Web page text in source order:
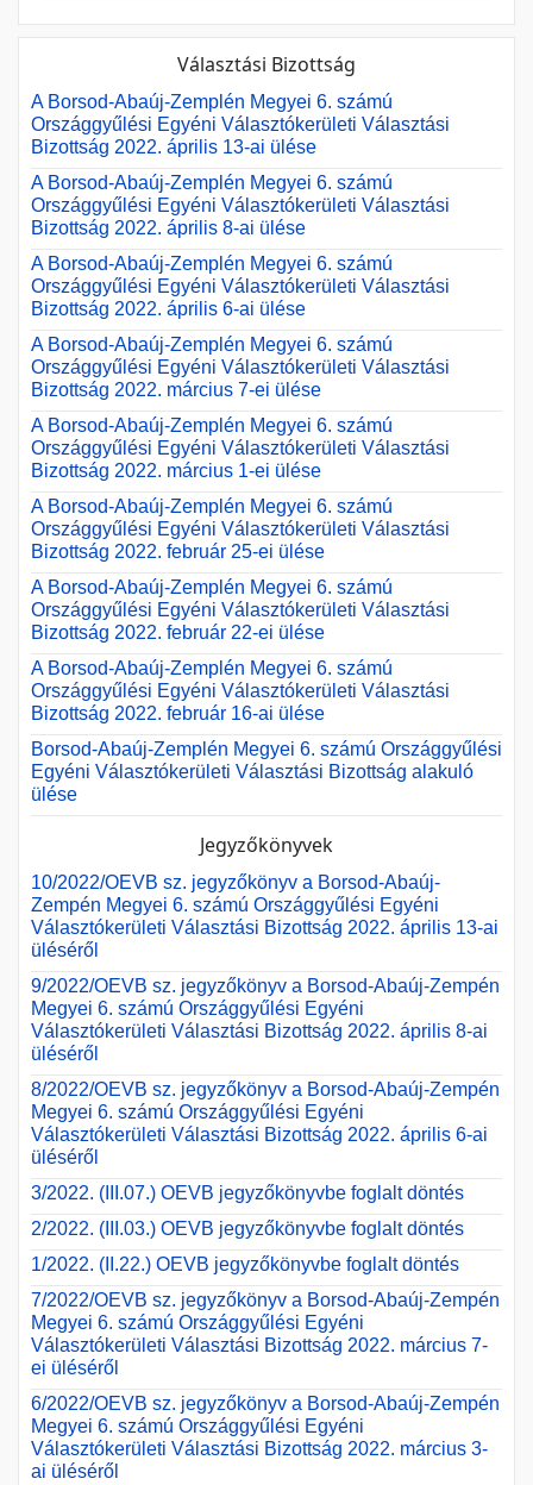
Választási Bizottság
A Borsod-Abaúj-Zemplén Megyei 6. számú
Országgyűlési Egyéni Választókerületi Választási
Bizottság 2022. április 13-ai ülése
A Borsod-Abaúj-Zemplén Megyei 6. számú
Országgyűlési Egyéni Választókerületi Választási
Bizottság 2022. április 8-ai ülése
A Borsod-Abaúj-Zemplén Megyei 6. számú
Országgyűlési Egyéni Választókerületi Választási
Bizottság 2022. április 6-ai ülése
A Borsod-Abaúj-Zemplén Megyei 6. számú
Országgyűlési Egyéni Választókerületi Választási
Bizottság 2022. március 7-ei ülése
A Borsod-Abaúj-Zemplén Megyei 6. számú
Országgyűlési Egyéni Választókerületi Választási
Bizottság 2022. március 1-ei ülése
A Borsod-Abaúj-Zemplén Megyei 6. számú
Országgyűlési Egyéni Választókerületi Választási
Bizottság 2022. február 25-ei ülése
A Borsod-Abaúj-Zemplén Megyei 6. számú
Országgyűlési Egyéni Választókerületi Választási
Bizottság 2022. február 22-ei ülése
A Borsod-Abaúj-Zemplén Megyei 6. számú
Országgyűlési Egyéni Választókerületi Választási
Bizottság 2022. február 16-ai ülése
Borsod-Abaúj-Zemplén Megyei 6. számú Országgyűlési
Egyéni Választókerületi Választási Bizottság alakuló
ülése
Jegyzőkönyvek
10/2022/OEVB sz. jegyzőkönyv a Borsod-Abaúj-
Zempén Megyei 6. számú Országgyűlési Egyéni
Választókerületi Választási Bizottság 2022. április 13-ai
üléséről
9/2022/OEVB sz. jegyzőkönyv a Borsod-Abaúj-Zempén
Megyei 6. számú Országgyűlési Egyéni
Választókerületi Választási Bizottság 2022. április 8-ai
üléséről
8/2022/OEVB sz. jegyzőkönyv a Borsod-Abaúj-Zempén
Megyei 6. számú Országgyűlési Egyéni
Választókerületi Választási Bizottság 2022. április 6-ai
üléséről
3/2022. (III.07.) OEVB jegyzőkönyvbe foglalt döntés
2/2022. (III.03.) OEVB jegyzőkönyvbe foglalt döntés
1/2022. (II.22.) OEVB jegyzőkönyvbe foglalt döntés
7/2022/OEVB sz. jegyzőkönyv a Borsod-Abaúj-Zempén
Megyei 6. számú Országgyűlési Egyéni
Választókerületi Választási Bizottság 2022. március 7-
ei üléséről
6/2022/OEVB sz. jegyzőkönyv a Borsod-Abaúj-Zempén
Megyei 6. számú Országgyűlési Egyéni
Választókerületi Választási Bizottság 2022. március 3-
ai üléséről